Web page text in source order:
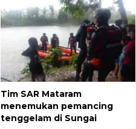
Tim SAR Mataram
menemukan pemancing
tenggelam di Sungai